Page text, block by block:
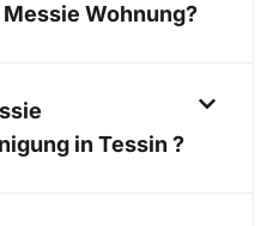
Wohnung?
in Tessin ?